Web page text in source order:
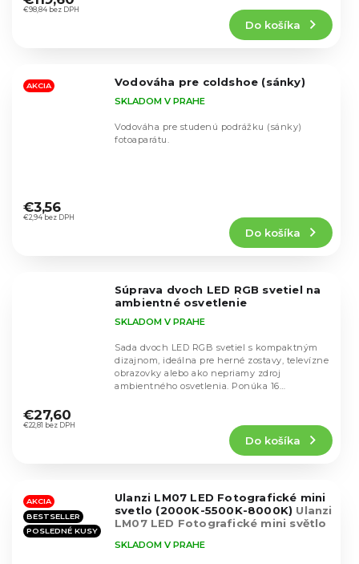
produktu
hviezdičiek.
€98,84 bez DPH
Do košíka
AKCIA Vodováha pre coldshoe (sánky)
hodnotenie
produktu
SKLADOM V PRAHE
€2,94 bez DPH
€3,56
Do košíka
Vodováha pre studenú podrážku (sánky)
fotoaparátu.
Súprava dvoch LED RGB svetiel na
ambientné osvetlenie
hodnotenie
produktu
hviezdičiek.
SKLADOM V PRAHE
€22,81 bez DPH
€27,60
Do košíka
Sada dvoch LED RGB svetiel s kompaktným
dizajnom, ideálna pre herné zostavy, televízne
obrazovky alebo ako nepriamy zdroj
ambientného osvetlenia. Ponúka 16
AKCIA
BESTSELLER
POSLEDNÉ KUSY
Ulanzi LM07 LED Fotografické mini
svetlo (2000K-5500K-8000K) Ulanzi
LM07 LED Fotografické mini světlo
SKLADOM V PRAHE